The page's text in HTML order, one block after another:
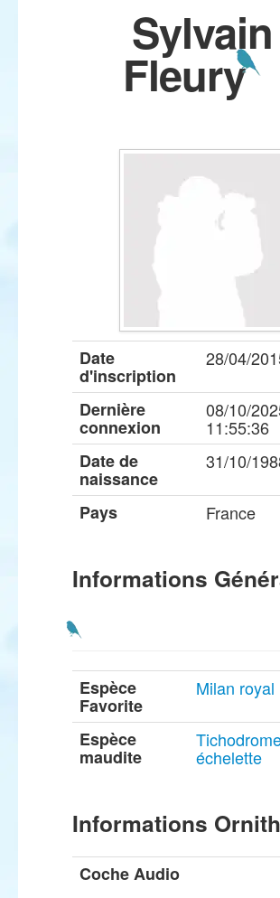
Sylvain
Fleury
Date
d'inscription
28/04/
Dernière
connexion
08/10/
11:55:36
Date de
naissance
31/10/
Pays France
Informations
Espèce
Favorite
Milan royal
Espèce
maudite échelette
Informations
Coche Audio